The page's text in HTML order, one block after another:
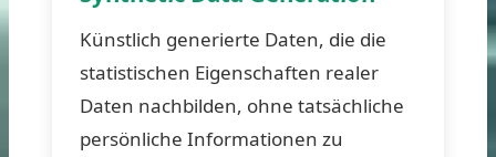
Künstlich generierte Daten, die die
statistischen Eigenschaften realer
Daten nachbilden, ohne tatsächliche
persönliche Informationen zu